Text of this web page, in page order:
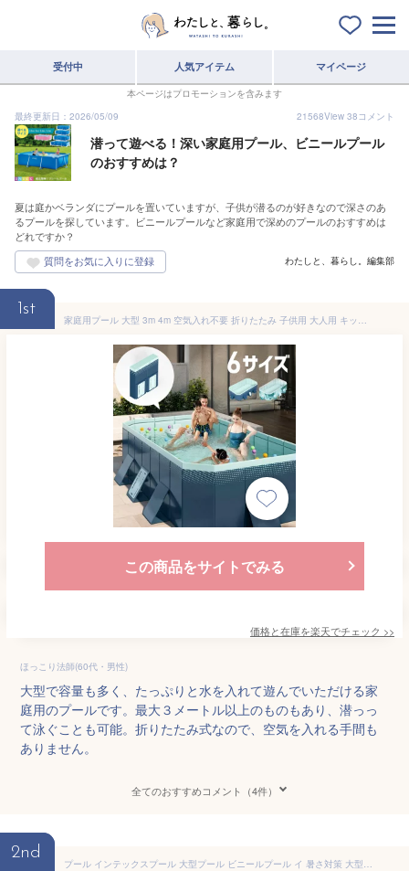
受付中 人気アイテム マイページ
本ページはプロモーションを含みます
最終更新日：2026/05/09
21568View 38コメント
潜って遊べる！深い家庭用プール、ビニールプール
のおすすめは？
夏は庭かベランダにプールを置いていますが、子供が潜るのが好きなので深さのあ
るプールを探しています。ビニールプールなど家庭用で深めのプールのおすすめは
どれですか？
わたしと、暮らし。編集部
1st
家庭用プール 大型 3m 4m 空気入れ不要 折りたたみ 子供用 大人用 キッズプール 大型プール ファミリープール 深い 浅い 四角 折り畳み 排水 自立式 水遊び
この商品をサイトでみる
価格と在庫を楽天でチェック >>
ほっこり法師(60代・男性)
大型で容量も多く、たっぷりと水を入れて遊んでいただける家
庭用のプールです。最大３メートル以上のものもあり、潜っっ
て泳ぐことも可能。折りたたみ式なので、空気を入れる手間も
ありません。
全てのおすすめコメント（4件）
2nd
プール インテックスプール 大型プール ビニールプール イ 暑さ対策 大型ビニールプール INTEX フレームプール 【3m×2m×75cm 】 大型 長方形 水あそび 家庭用プール キッズ 子供用プール 業務用 イベント 300×200×75 簡単設置 深い 魚 犬 養殖